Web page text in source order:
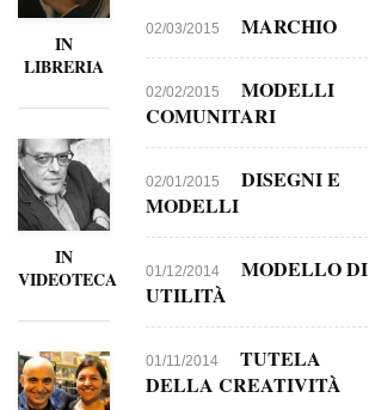
IN
LIBRERIA
IN
VIDEOTECA
02/03/2015 MARCHIO
02/02/2015
MODELLI
COMUNITARI
02/01/2015
DISEGNI E
MODELLI
01/12/2014
MODELLO DI
UTILITÀ
01/11/2014
TUTELA
DELLA CREATIVITÀ